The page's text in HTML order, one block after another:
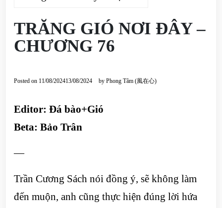
TRĂNG GIÓ NƠI ĐÂY –
CHƯƠNG 76
Posted on 11/08/202413/08/2024 by Phong Tâm (風在心)
Editor: Đá bào+Gió
Beta: Bảo Trân
—
Trần Cương Sách nói đồng ý, sẽ không làm
đến muộn, anh cũng thực hiện đúng lời hứa